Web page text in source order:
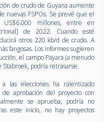
de crudo de Guyana aumente
nuevas FSPOs. Se prevé que el
millones, entre en
de 2022. Cuando esté
otros 220 kb/d de crudo. A
fangosas. Los informes sugieren
el campo Payara (a menudo
Stabroek, podría retrasarse.
las elecciones ha ralentizado
aprobación del proyecto con
se aprueba, podría no
este inicio, no hay proyectos